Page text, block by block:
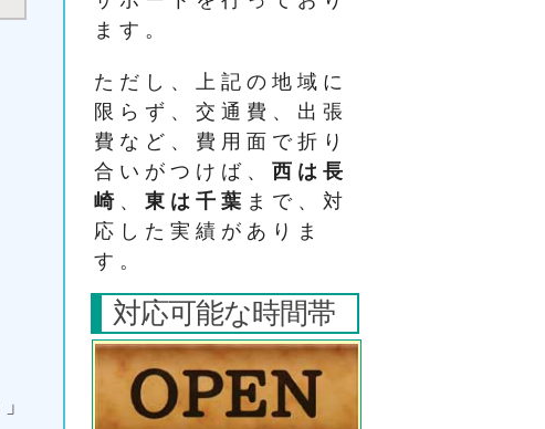
」
ます。
ただし、上記の地域に
限らず、交通費、出張
費など、費用面で折り
合いがつけば、 西は長
崎 、 東は千葉 まで、対
応した実績がありま
す。
対応可能な時間帯